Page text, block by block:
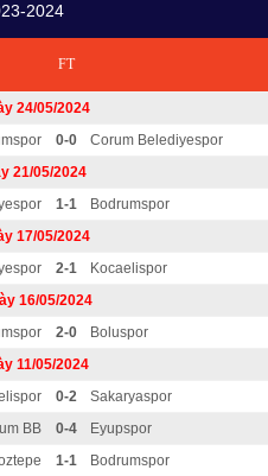
2024
FT
24/05/2024
0-0
Corum Belediyespor
21/05/2024
1-1
Bodrumspor
17/05/2024
2-1
Kocaelispor
16/05/2024
2-0
Boluspor
11/05/2024
0-2
Sakaryaspor
BB 0-4
Eyupspor
1-1
Bodrumspor